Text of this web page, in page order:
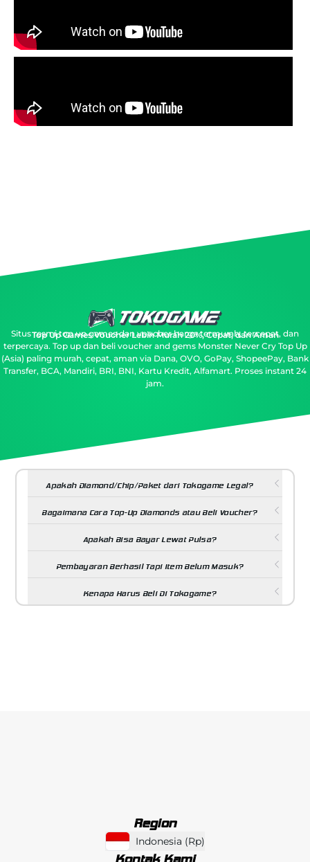
Top Up Games Voucher Lebih Murah 20%, Cepat, dan Aman
Situs resmi top up games dan voucher harga termurah, tercepat, dan
terpercaya. Top up dan beli voucher and gems Monster Never Cry Top Up
(Asia) paling murah, cepat, aman via Dana, OVO, GoPay, ShopeePay, Bank
Transfer, BCA, Mandiri, BRI, BNI, Kartu Kredit, Alfamart. Proses instant 24
jam.
Apakah Diamond/Chip/Paket dari Tokogame Legal?
Bagaimana Cara Top-Up Diamonds atau Beli Voucher?
Apakah Bisa Bayar Lewat Pulsa?
Pembayaran Berhasil Tapi Item Belum Masuk?
Kenapa Harus Beli Di Tokogame?
Region
Indonesia (Rp)